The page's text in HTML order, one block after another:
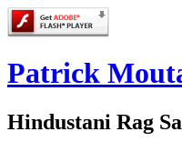
Patrick
Hindustani Rag